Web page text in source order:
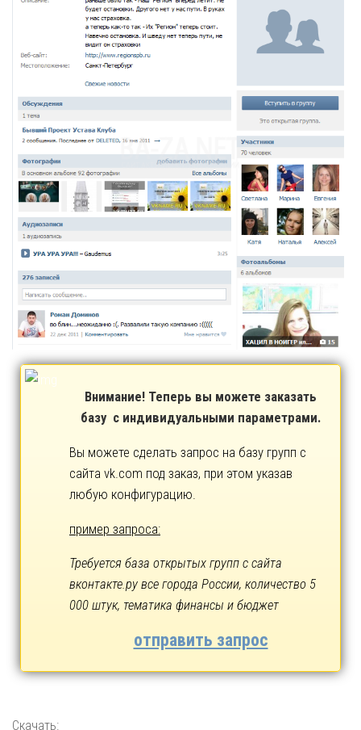
Внимание! Теперь вы можете заказать
базу с индивидуальными параметрами.
Вы можете сделать запрос на базу групп с
сайта vk.com под заказ, при этом указав
любую конфигурацию.
пример запроса:
Требуется база открытых групп с сайта
вконтакте.ру все города России, количество 5
000 штук, тематика финансы и бюджет
отправить запрос
Скачать: